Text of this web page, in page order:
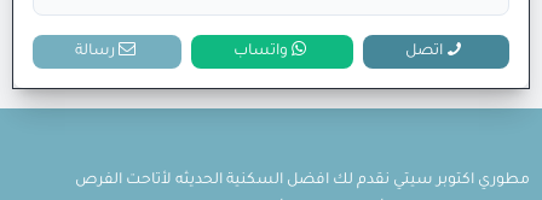
اتصل واتساب رسالة
مطوري اكتوبر سيتي نقدم لك افضل السكنية الحديثه لأتاحت الفرص